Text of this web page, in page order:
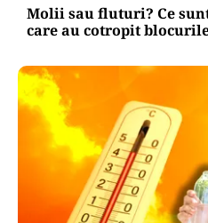
Molii sau fluturi? Ce
care au cotropit